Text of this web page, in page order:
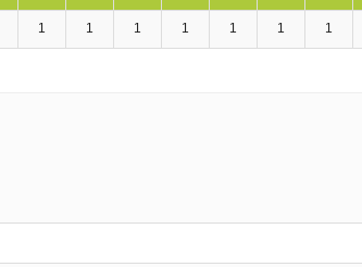
1 1 1 1 1 1 1